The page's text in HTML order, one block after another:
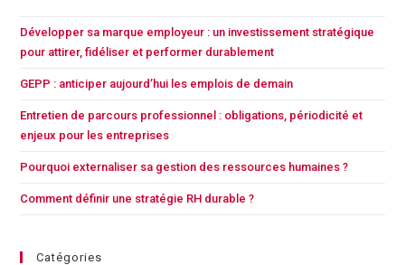
Développer sa marque employeur : un investissement stratégique
pour attirer, fidéliser et performer durablement
GEPP : anticiper aujourd’hui les emplois de demain
Entretien de parcours professionnel : obligations, périodicité et
enjeux pour les entreprises
Pourquoi externaliser sa gestion des ressources humaines ?
Comment définir une stratégie RH durable ?
Catégories